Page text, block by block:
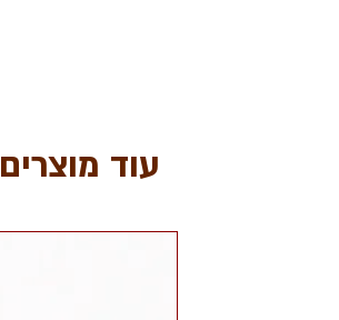
עוד מוצרים